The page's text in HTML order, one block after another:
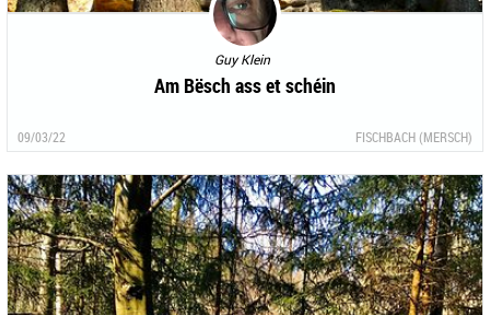
Guy Klein
Am Bësch ass et schéin
09/03/22 FISCHBACH (MERSCH)